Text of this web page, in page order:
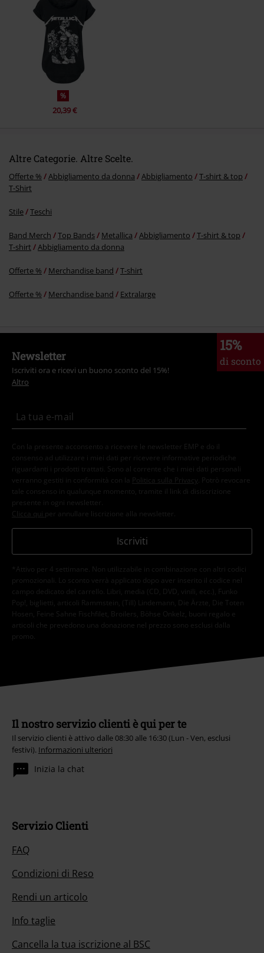
Invia un commento
%
20,39 €
Altre Categorie. Altre Scelte.
Offerte % Abbigliamento da donna Abbigliamento
T-shirt & top
T-Shirt
Stile Teschi
Band Merch Top Bands Metallica Abbigliamento
T-shirt & top
T-shirt
Abbigliamento da donna
Offerte % Merchandise band T-shirt
Offerte % Merchandise band Extralarge
15%
di sconto
Newsletter
Iscriviti ora e ricevi un buono sconto del 15%!
Altro
Con la presente acconsento a ricevere le newsletter EMP e do il
consenso ad utilizzare i miei dati per ricevere informative periodiche
riguardanti i prodotti trattati. Sono al corrente che i miei dati personali
verranno gestiti in conformità con la
Politica sulla Privacy
. Potrò revocare
tale consenso in qualunque momento, tramite il link di disiscrizione
presente in ogni newsletter.
Clicca qui per annullare liscrizione alla newsletter.
Iscriviti
*Attivo per 4 settimane. Non utilizzabile in combinazione con altri codici
promozionali. Lo sconto verrà applicato dopo aver inserito il codice nel
campo dedicato del carrello. Libri, media (CD, DVD, vinili, ecc.), Funko
Pop!, biglietti, articoli Rammstein, (Till) Lindemann, Die Ärzte, Die Toten
Hosen, Feine Sahne Fischfilet, Broilers, Böhse Onkelz, buoni regalo e
articoli che prevedono una donazione nel prezzo sono esclusi dalla
promo.
Il nostro servizio clienti è qui per te
Il servizio clienti è attivo dalle 08:30 alle 16:30 (Lun - Ven, esclusi
festivi). Informazioni ulteriori
Inizia la chat
Servizio Clienti
FAQ
Condizioni di Reso
Rendi un articolo
Info taglie
Cancella la tua iscrizione al BSC